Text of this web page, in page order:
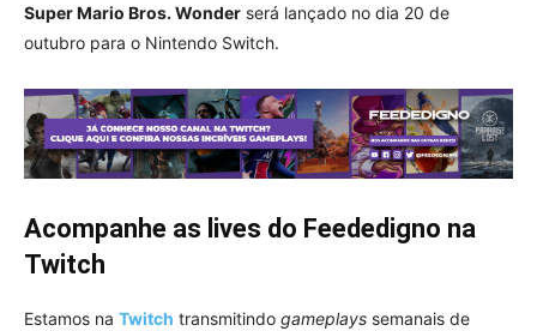
Super Mario Bros. Wonder será lançado no dia 20 de
outubro para o Nintendo Switch.
Acompanhe as lives do Feededigno na
Twitch
Estamos na Twitch transmitindo gameplays semanais de